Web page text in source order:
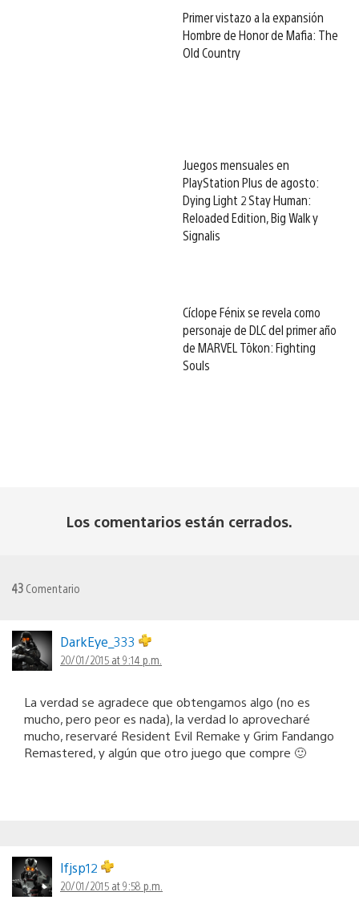
Primer vistazo a la expansión
Hombre de Honor de Mafia: The
Old Country
Juegos mensuales en
PlayStation Plus de agosto:
Dying Light 2 Stay Human:
Reloaded Edition, Big Walk y
Signalis
Cíclope Fénix se revela como
personaje de DLC del primer año
de MARVEL Tōkon: Fighting
Souls
Los comentarios están cerrados.
43 Comentario
DarkEye_333
20/01/2015 at 9:14 p.m.
La verdad se agradece que obtengamos algo (no es
mucho, pero peor es nada), la verdad lo aprovecharé
mucho, reservaré Resident Evil Remake y Grim Fandango
Remastered, y algún que otro juego que compre 🙂
lfjsp12
20/01/2015 at 9:58 p.m.